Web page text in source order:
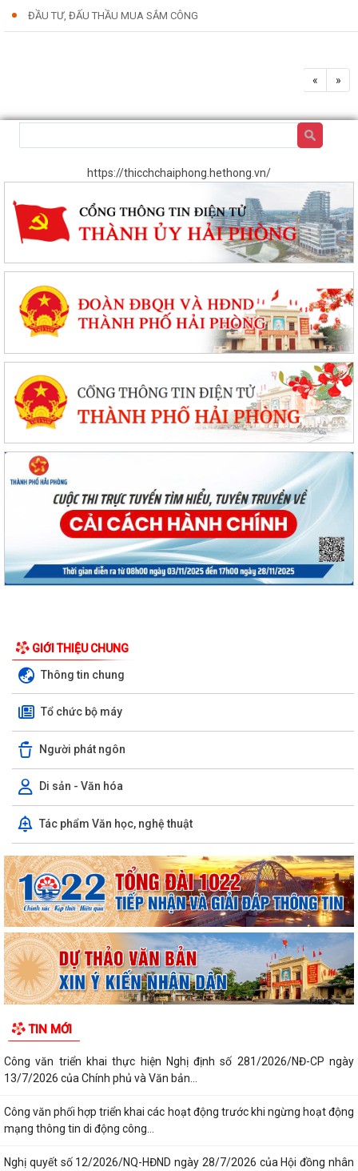
ĐẦU TƯ, ĐẤU THẦU MUA SẮM CÔNG
« »
https://thicchchaiphong.hethong.vn/
GIỚI THIỆU CHUNG
Thông tin chung
Tổ chức bộ máy
Người phát ngôn
Di sản - Văn hóa
Tác phẩm Văn học, nghệ thuật
TIN MỚI
Công văn triển khai thực hiện Nghị định số 281/2026/NĐ-CP ngày
13/7/2026 của Chính phủ và Văn bản...
Công văn phối hợp triển khai các hoạt động trước khi ngừng hoạt động
mạng thông tin di động công...
Nghị quyết số 12/2026/NQ-HĐND ngày 28/7/2026 của Hội đồng nhân